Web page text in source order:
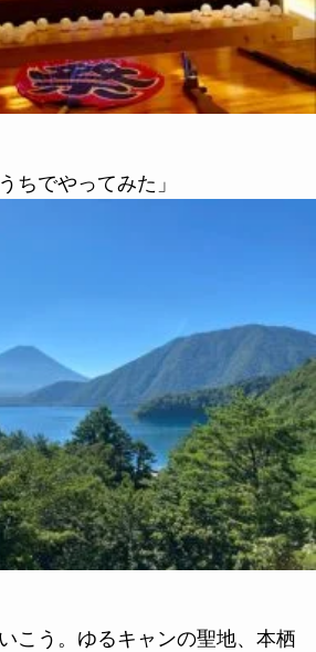
ちでやってみた」
こう。ゆるキャンの聖地、本栖